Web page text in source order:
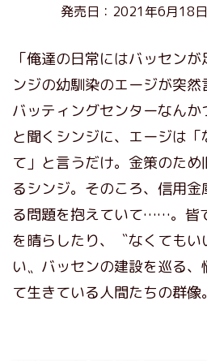
発売日：2021年6月18日
「俺達の日常にはバッセン
ンジの幼馴染のエージが突
バッティングセンターなん
と聞くシンジに、エージは
て」と言うだけ。金策のた
るシンジ。そのころ、信用
る問題を抱えていて……。皆
を晴らしたり、〝なくても
い〟バッセンの建設を巡る
て生きている人間たちの群像。